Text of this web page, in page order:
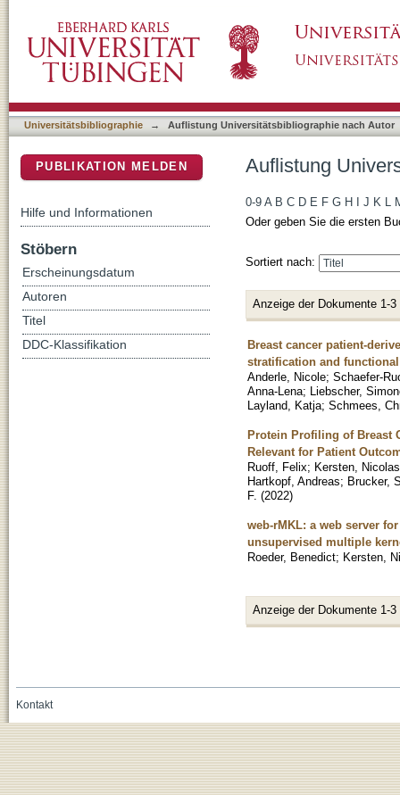
Universitätsbibliographie → Auflistung Universitätsbibliographie nach Autor
Auflistung
0-9 A B C D E F G H J K L
Oder geben Sie die ersten
Sortiert nach:
Anzeige der Dokumente 1-3
Breast cancer patient-
stratification and
Anderle, Nicole; Schaefer-
Anna-Lena; Liebscher,
Layland, Katja; Schmees,
Protein Profiling of Breast
Relevant for Patient
Ruoff, Felix; Kersten, Nicolas
Hartkopf, Andreas; Brucker,
F. (2022)
web-rMKL: a web server
unsupervised multiple
Roeder, Benedict; Kersten,
Anzeige der Dokumente 1-3
PUBLIKATION MELDEN
Hilfe und Informationen
Stöbern
Erscheinungsdatum
Autoren
Titel
DDC-Klassifikation
Kontakt